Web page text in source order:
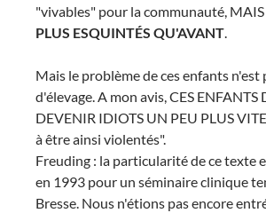
"vivables" pour la communauté, MAIS
PLUS ESQUINTÉS QU'AVANT.
Mais le problème de ces enfants n'est
d'élevage. A mon avis, CES
DEVENIR IDIOTS UN PEU PLUS
à être ainsi violentés".
Freuding : la particularité de ce texte
en 1993 pour un séminaire clinique
Bresse. Nous n'étions pas encore